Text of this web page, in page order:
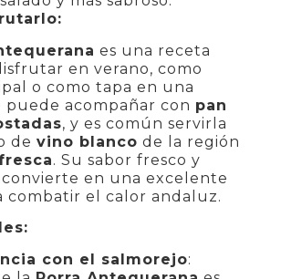
es una receta
en verano, como
o como tapa en una
puede acompañar con pan
, y es común servirla
de vino blanco de la región
. Su sabor fresco y
en una excelente
combatir el calor andaluz.
con el salmorejo: